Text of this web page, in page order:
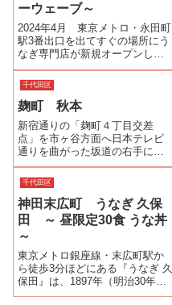
ーウェーブ～
2024年4月 東京メトロ・永田町
駅3番出口を出てすぐの場所にう
なぎ専門店が新規オープンし
た。東京都心だから江戸前の流
儀の店かと思いきや地焼きの店
だという。その頃、私は2024年6
月20日に講談社より出版する
『読めばもっとおいしくなるう
なぎ...
千代田区
麹町 秋本
新宿通りの「麹町４丁目交差
点」を市ヶ谷方面へ日本テレビ
通りを曲がった坂道の右手にビ
ルの間の木造１軒家がありま
す。そこが「秋本」です。瓢箪
の中に「う」の看板が目印で
す。玄関の引き戸を開けると右
手はレジで左手のテーブル席に
は12時半という時間も...
千代田区
神田末広町 うなぎ 久保
田 ～ 昼限定30食 うな丼
～
東京メトロ銀座線・末広町駅か
ら徒歩3分ほどにある『うなぎ 久
保田』は、1897年（明治30年）
創業の川魚問屋直営の鰻料理専